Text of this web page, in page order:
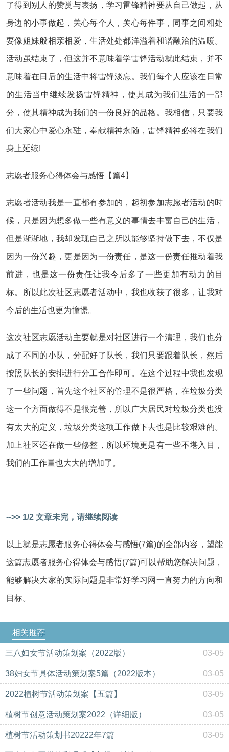
了得到别人的赞赏与表扬，学习雷锋精神要从自己做起，从
身边的小事做起，关心每个人，关心每件事，同事之间相处
要像姐妹般相亲相爱，生活处处都洋溢着和谐融洽的温暖。
活动虽结束了，但这并不意味着学雷锋活动就此结束，并不
意味着在日后的生活中将雷锋淡忘。我们每个人应该在日常
的生活当中继续发扬雷锋精神，使其成为我们生活的一部
分，使其精神成为我们的一份良好的品格。我相信，只要我
们大家心中爱心永驻，奉献精神永随，雷锋精神必将在我们
身上延续!
志愿者服务心得体会与感悟【篇4】
志愿者活动我是一直都有参加的，起初参加志愿者活动的时
候，只是因为想多做一些有意义的事情去丰富自己的生活，
但是渐渐地，我却发现自己之所以能够坚持做下去，不仅是
因为一份兴趣，更是因为一份责任，是这一份责任推动着我
前进，也是这一份责任让我今后多了一些更加有动力的目
标。所以此次社区志愿者活动中，我也收获了很多，让我对
今后的生活也更为憧憬。
这次社区志愿活动主要就是对社区进行一个清理，我们也分
成了不同的小队，分配好了队长，我们只要跟着队长，然后
按照队长的安排进行分工合作即可。在这个过程中我也发现
了一些问题，首先这个社区的管理不是很严格，在垃圾分类
这一个方面做得不是很完善，所以广大居民对垃圾分类也没
有太大的定义，垃圾分类这项工作做下去也是比较艰难的。
加上社区还在做一些修整，所以环境更是有一些不堪入目，
我们的工作量也大大的增加了。
-->> 1/2 文章未完，请继续阅读
以上就是志愿者服务心得体会与感悟(7篇)的全部内容，望能
这篇志愿者服务心得体会与感悟(7篇)可以帮助您解决问题，
能够解决大家的实际问题是非常好学习网一直努力的方向和
目标。
相关推荐
三八妇女节活动策划案（2022版） 03-05
38妇女节具体活动策划案5篇（2022版本） 03-05
2022植树节活动策划案【五篇】 03-05
植树节创意活动策划案2022（详细版） 03-05
植树节活动策划书20222年7篇 03-05